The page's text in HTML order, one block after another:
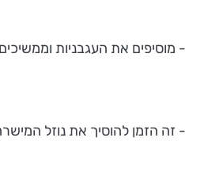
- מוסיפים את העגבניות
- זה הזמן להוסיך את נוזל